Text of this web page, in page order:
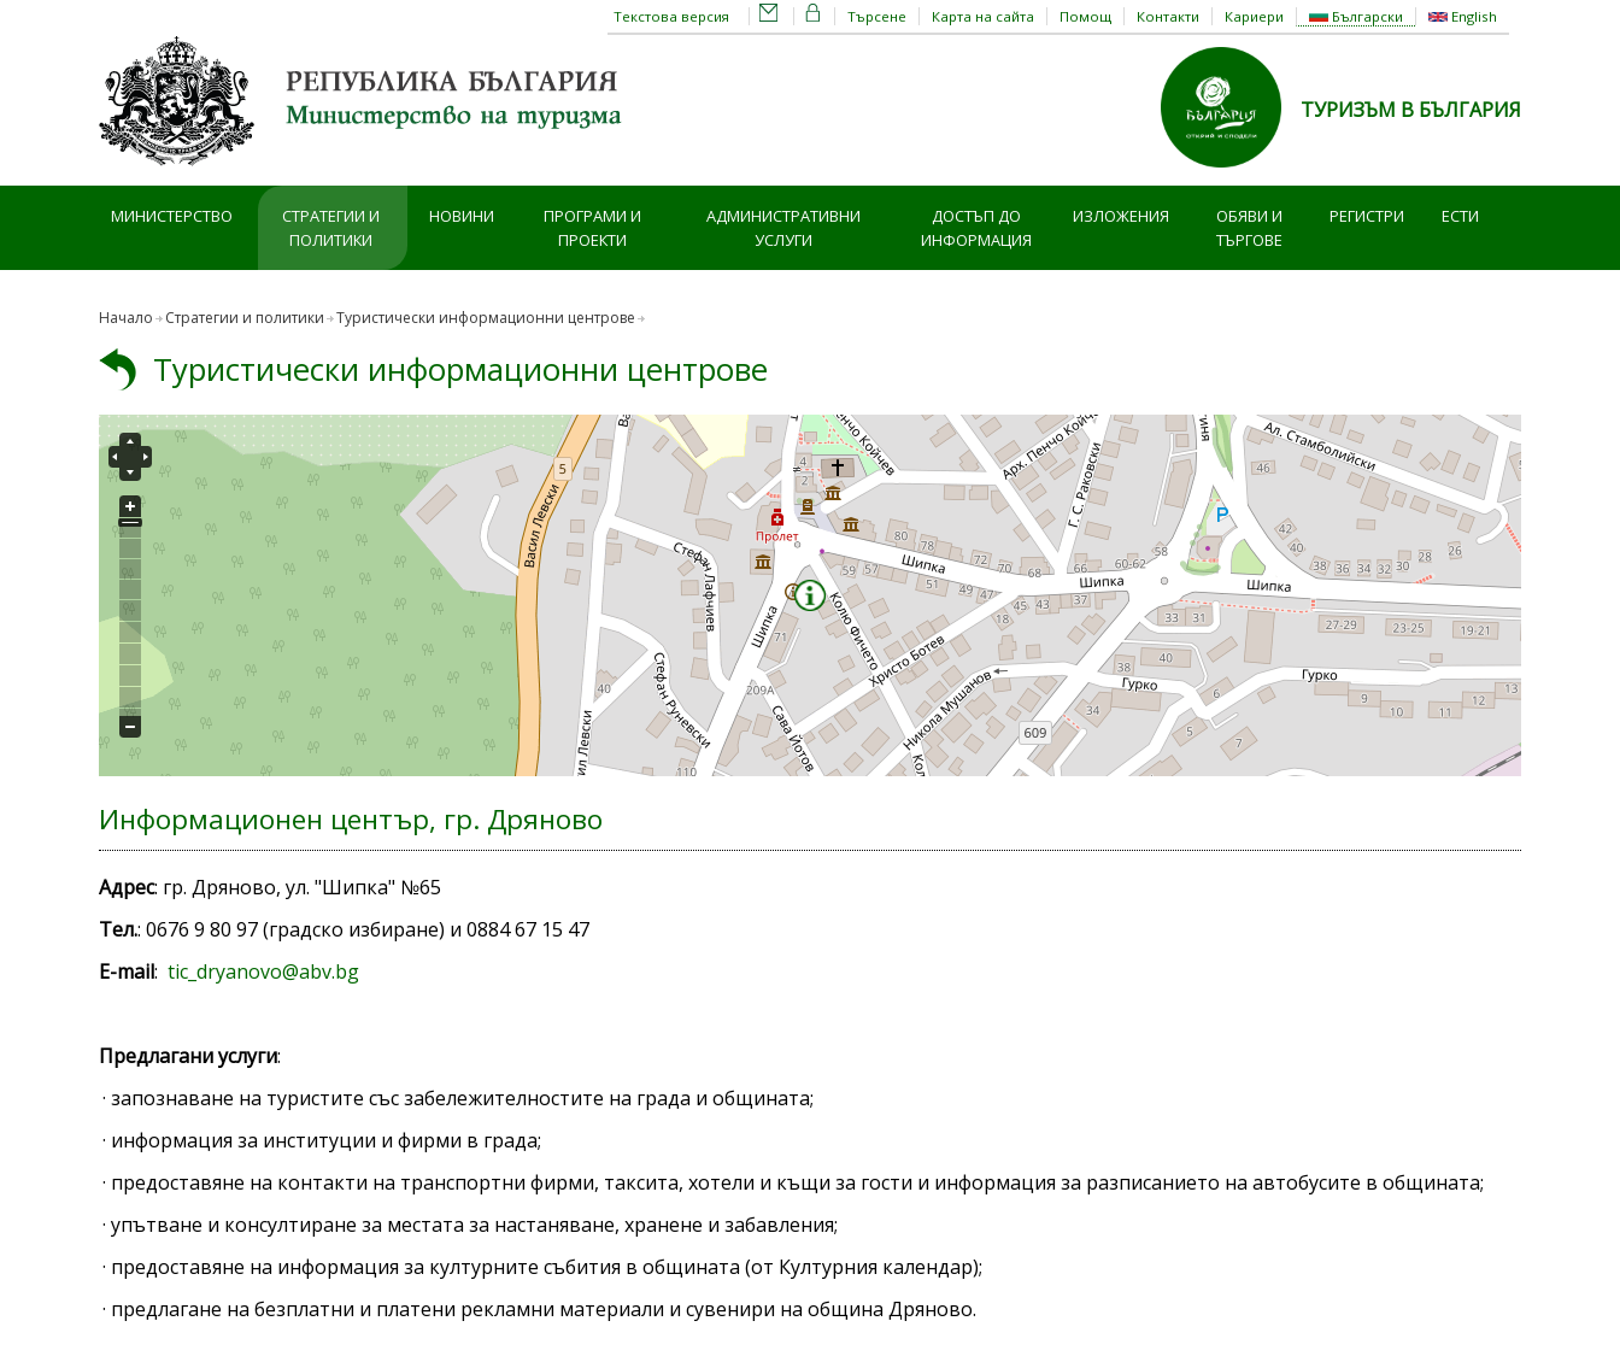
Български English
Търсене Карта на сайта Помощ Контакти Кариери
Текстова версия
ТУРИЗЪМ В БЪЛГАРИЯ
МИНИСТЕРСТВО
СТРАТЕГИИ И
ПОЛИТИКИ
НОВИНИ
ПРОГРАМИ И
ПРОЕКТИ
АДМИНИСТРАТИВНИ
УСЛУГИ
ДОСТЪП ДО
ИНФОРМАЦИЯ
ИЗЛОЖЕНИЯ
ОБЯВИ И
ТЪРГОВЕ
РЕГИСТРИ ЕСТИ
Начало Стратегии и политики Туристически информационни центрове
Туристически информационни центрове
Информационен център, гр. Дряново
Адрес: гр. Дряново, ул. "Шипка" №65
Тел.: 0676 9 80 97 (градско избиране) и 0884 67 15 47
E-mail: tic_dryanovo@abv.bg
Предлагани услуги:
· запознаване на туристите със забележителностите на града и общината;
· информация за институции и фирми в града;
· предоставяне на контакти на транспортни фирми, таксита, хотели и къщи за гости и информация за разписанието на автобусите в общината;
· упътване и консултиране за местата за настаняване, хранене и забавления;
· предоставяне на информация за културните събития в общината (от Културния календар);
· предлагане на безплатни и платени рекламни материали и сувенири на община Дряново.